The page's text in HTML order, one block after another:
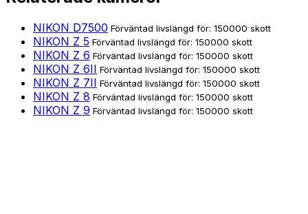
NIKON D7500 Förväntad livslängd för: 150000 skott
NIKON Z 5 Förväntad livslängd för: 150000 skott
NIKON Z 6 Förväntad livslängd för: 150000 skott
NIKON Z 6II Förväntad livslängd för: 150000 skott
NIKON Z 7II Förväntad livslängd för: 150000 skott
NIKON Z 8 Förväntad livslängd för: 150000 skott
NIKON Z 9 Förväntad livslängd för: 150000 skott